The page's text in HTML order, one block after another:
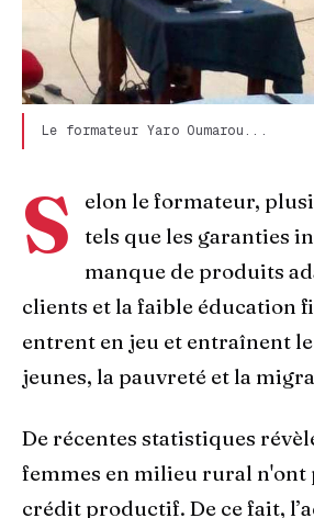
Le formateur Yaro Oumarou...
S
elon le formateur,
tels que les garanties
manque de produits
clients et la faible éducation
entrent en jeu et entraînent
jeunes, la pauvreté et la
De récentes statistiques
femmes en milieu rural n'ont
crédit productif. De ce fait,